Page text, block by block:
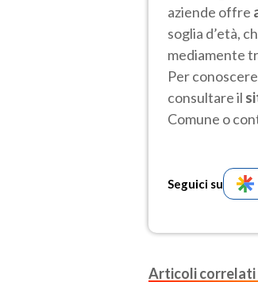
aziende offre
soglia d’età,
mediamente
Per
consultare il
Comune o
Seguici su
Articoli correlati